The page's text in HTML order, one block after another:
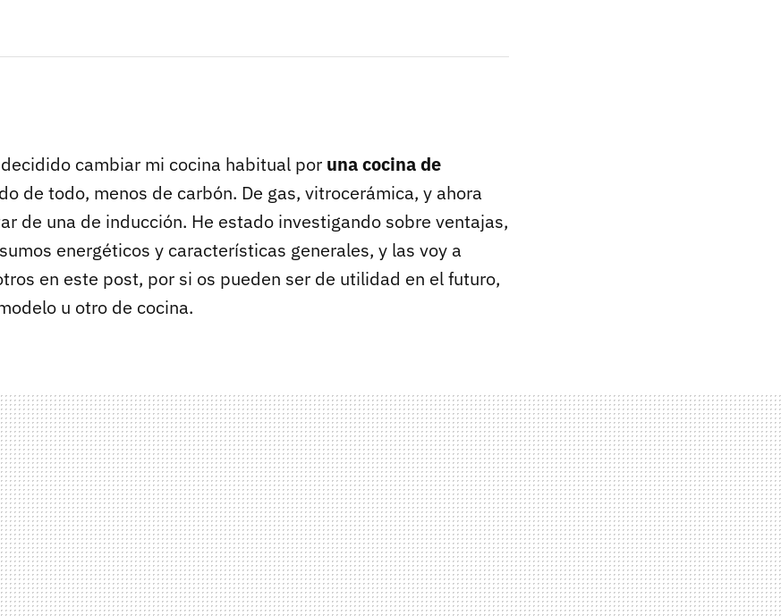
cambiar mi cocina habitual por una cocina de
de todo, menos de carbón. De gas, vitrocerámica, y ahora
de una de inducción. He estado investigando sobre ventajas,
energéticos y características generales, y las voy a
en este post, por si os pueden ser de utilidad en el futuro,
u otro de cocina.